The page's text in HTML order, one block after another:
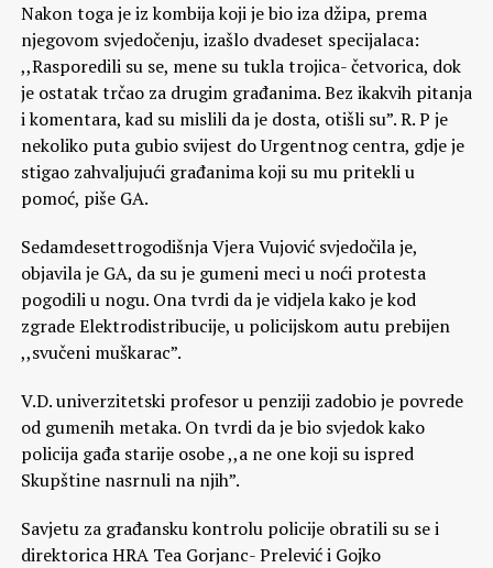
Nakon toga je iz kombija koji je bio iza džipa, prema
njegovom svjedočenju, izašlo dvadeset specijalaca:
,,Rasporedili su se, mene su tukla trojica- četvorica, dok
je ostatak trčao za drugim građanima. Bez ikakvih pitanja
i komentara, kad su mislili da je dosta, otišli su”. R. P je
nekoliko puta gubio svijest do Urgentnog centra, gdje je
stigao zahvaljujući građanima koji su mu pritekli u
pomoć, piše GA.
Sedamdesettrogodišnja Vjera Vujović svjedočila je,
objavila je GA, da su je gumeni meci u noći protesta
pogodili u nogu. Ona tvrdi da je vidjela kako je kod
zgrade Elektrodistribucije, u policijskom autu prebijen
,,svučeni muškarac”.
V.D. univerzitetski profesor u penziji zadobio je povrede
od gumenih metaka. On tvrdi da je bio svjedok kako
policija gađa starije osobe ,,a ne one koji su ispred
Skupštine nasrnuli na njih”.
Savjetu za građansku kontrolu policije obratili su se i
direktorica HRA Tea Gorjanc- Prelević i Gojko